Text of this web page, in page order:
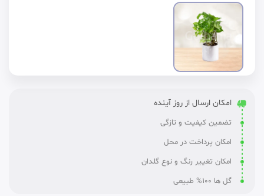
امکان ارسال از روز آینده
تضمین کیفیت و تازگی
امکان پرداخت در محل
امکان تغییر رنگ و نوع گلدان
گل ها 100% طبیعی